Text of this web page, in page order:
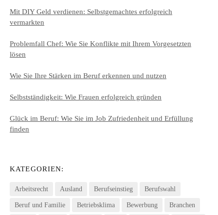
Mit DIY Geld verdienen: Selbstgemachtes erfolgreich
vermarkten
Problemfall Chef: Wie Sie Konflikte mit Ihrem Vorgesetzten
lösen
Wie Sie Ihre Stärken im Beruf erkennen und nutzen
Selbstständigkeit: Wie Frauen erfolgreich gründen
Glück im Beruf: Wie Sie im Job Zufriedenheit und Erfüllung
finden
KATEGORIEN:
Arbeitsrecht Ausland Berufseinstieg Berufswahl
Beruf und Familie Betriebsklima Bewerbung Branchen